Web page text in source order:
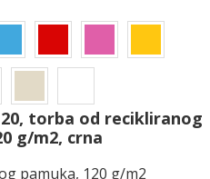
torba od recikliranog
g/m2, crna
pamuka, 120 g/m2